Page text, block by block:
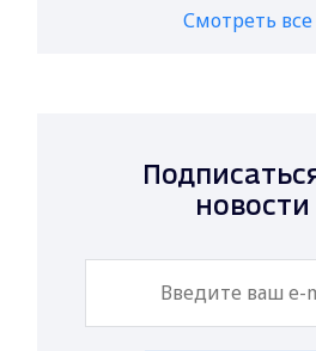
Смотреть
новости